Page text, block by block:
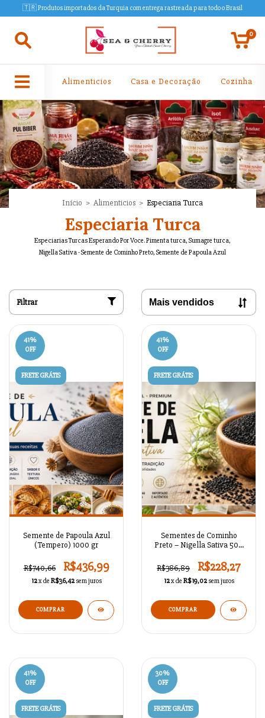
🇹🇷 Produtos importados da Turquia com entrega rastreada para todo o Brasil
0
Alimenticios Casa e Decoração Cozinha
Início > Alimenticios > Especiaria Turca
Especiaria Turca
Especiarias Turcas Esperando Por Voce. Pimenta turca, Sumagre turca,
Nigella Sativa - Semente de Cominho Preto, Semente de Papoula Azul
Filtrar
41%
OFF
FRETE GRÁTIS
Semente de Papoula Azul
(Tempero) 1000 gr
R$740,66 R$436,99
12x de R$36,42 sem juros
41%
OFF
FRETE GRÁTIS
Sementes de Cominho
Preto – Nigella Sativa 500
R$386,89
R$228,27
12x de R$19,02 sem juros
41%
OFF
FRETE GRÁTIS
30%
OFF
FRETE GRÁTIS